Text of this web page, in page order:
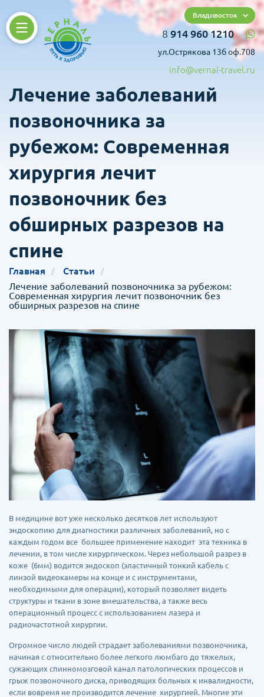
Владивосток
8 914 960 1210
ул.Острякова 13б оф.708
info@vernal-travel.ru
Лечение заболеваний
позвоночника за
рубежом: Современная
хирургия лечит
позвоночник без
обширных разрезов на
спине
Главная
Статьи
Лечение заболеваний позвоночника за рубежом:
Современная хирургия лечит позвоночник без
обширных разрезов на спине
В медицине вот уже несколько десятков лет используют
эндоскопию для диагностики различных заболеваний, но с
каждым годом все большее применение находит эта техника в
лечении, в том числе хирургическом. Через небольшой разрез в
коже (6мм) водится эндоскоп (эластичный тонкий кабель с
линзой видеокамеры на конце и с инструментами,
необходимыми для операции), который позволяет видеть
структуры и ткани в зоне вмешательства, а также весь
операционный процесс с использованием лазера и
радиочастотной хирургии.
Огромное число людей страдает заболеваниями позвоночника,
начиная с относительно более легкого люмбаго до тяжелых,
сужающих спинномозговой канал патологических процессов и
грыж позвоночного диска, приводящих больных к инвалидности,
если вовремя не производится лечение хирургией. Многие эти